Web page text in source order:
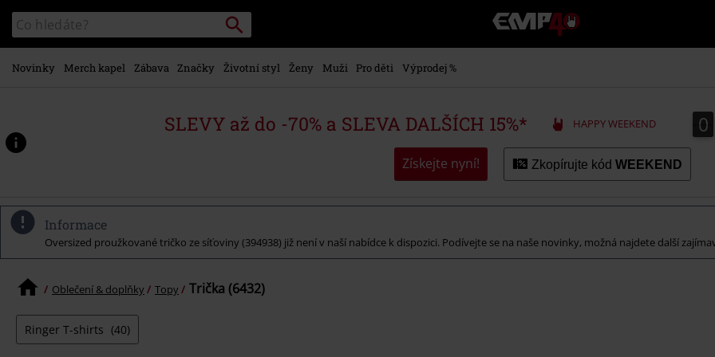
hlavnímu
obsahu
Katalog
vyhledávání
Vyhledávání
EMP
-
Hudba,
Merch
hráče,
Alternativní
Novinky Merch kapel Zábava Značky Životní styl Ženy Muži Pro děti Výprodej %
SLEVY až do -70% a SLEVA DALŠÍCH 15%* HAPPY WEEKEND 0
0
Získejte nyní! Zkopírujte kód WEEKEND
Informace
Oversized proužkované tričko ze síťoviny (394938) již není v naší nabídce k dispozici. Podívejte se na naše novinky, možná najdete další
Oblečení & doplňky Topy Trička (6432)
Ringer T-shirts (40)